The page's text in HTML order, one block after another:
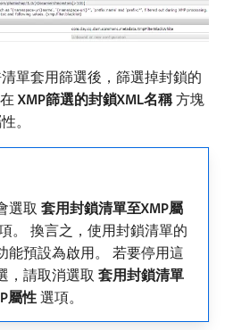
單套用篩選後，篩選掉封鎖的
XMP篩選的封鎖XML名稱​方塊
。
選取​ 套用封鎖清單至XMP屬
。 換言之，使用封鎖清單的
能預設為啟用。 若要停用這
，請取消選取​ 套用封鎖清單
屬性​選項。